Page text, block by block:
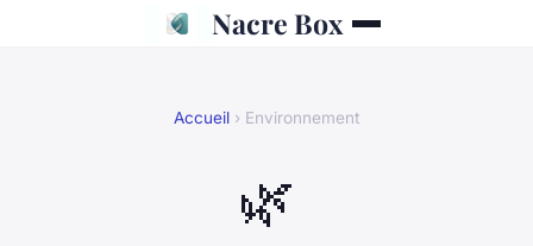
Nacre Box
Accueil › Environnement
🌿